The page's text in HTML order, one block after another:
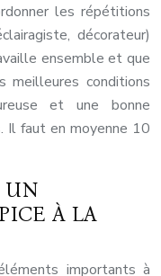
les répétitions
décorateur)
ensemble et que
meilleures conditions
et une bonne
Il faut en moyenne 10
UN
À LA
importants à